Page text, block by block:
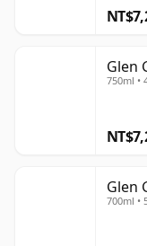
Glen
750ml •
Glen
700ml •